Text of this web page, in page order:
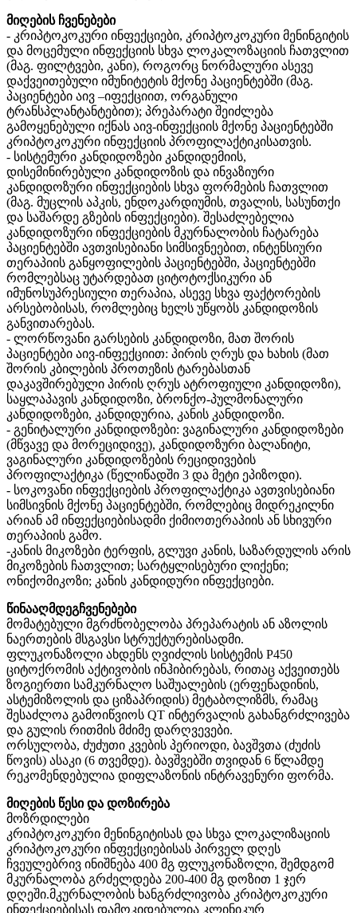
მიღების ჩვენებები
- კრიპტოკოკური ინფექციები, კრიპტოკოკური მენინგიტის
და მოცემული ინფექციის სხვა ლოკალოზაციის ჩათვლით
(მაგ. ფილტვები, კანი), როგორც ნორმალური ასევე
დაქვეითებული იმუნიტეტის მქონე პაციენტებში (მაგ.
პაციენტები აივ –იფექციით, ორგანული
ტრანსპლანტანტებით); პრეპარატი შეიძლება
გამოყენებული იქნას აივ-ინფექციის მქონე პაციენტებში
კრიპტოკოკური ინფექციის პროფილაქტიკისათვის.
- სისტემური კანდიდოზები კანდიდემიის,
დისემინირებული კანდიდოზის და ინვაზიური
კანდიდოზური ინფექციების სხვა ფორმების ჩათვლით
(მაგ. მუცლის აპკის, ენდოკარდიუმის, თვალის, სასუნთქი
და საშარდე გზების ინფექციები). შესაძლებელია
კანდიდოზური ინფექციების მკურნალობის ჩატარება
პაციენტებში ავთვისებიანი სიმსივნეებით, ინტენსიური
თერაპიის განყოფილების პაციენტებში, პაციენტებში
რომლებსაც უტარდებათ ციტოტოქსიკური ან
იმუნოსუპრესიული თერაპია, ასევე სხვა ფაქტორების
არსებობისას, რომლებიც ხელს უწყობს კანდიდოზის
განვითარებას.
- ლორწოვანი გარსების კანდიდოზი, მათ შორის
პაციენტები აივ-ინფექციით: პირის ღრუს და ხახის (მათ
შორის კბილების პროთეზის ტარებასთან
დაკავშირებული პირის ღრუს ატროფიული კანდიდოზი),
საყლაპავის კანდიდოზი, ბრონქო-პულმონალური
კანდიდოზები, კანდიდურია, კანის კანდიდოზი.
- გენიტალური კანდიდოზები: ვაგინალური კანდიდოზები
(მწვავე და მორეციდივე), კანდიდოზური ბალანიტი,
ვაგინალური კანდიდოზების რეციდივების
პროფილაქტიკა (წელიწადში 3 და მეტი ეპიზოდი).
- სოკოვანი ინფექციების პროფილაქტიკა ავთვისებიანი
სიმსივნის მქონე პაციენტებში, რომლებიც მიდრეკილნი
არიან ამ ინფექციებისადმი ქიმიოთერაპიის ან სხივური
თერაპიის გამო.
-კანის მიკოზები ტერფის, გლუვი კანის, საზარდულის არის
მიკოზების ჩათვლით; სარტყლისებური ლიქენი;
ონიქომიკოზი; კანის კანდიდური ინფექციები.
წინააღმდეგჩვენებები
მომატებული მგრძნობელობა პრეპარატის ან აზოლის
ნაერთების მსგავსი სტრუქტურებისადმი.
ფლუკონაზოლი ახდენს ღვიძლის სისტემის P450
ციტოქრომის აქტივობის ინჰიბირებას, რითაც აქვეითებს
ზოგიერთი სამკურნალო საშუალების (ერფენადინის,
ასტემიზოლის და ციზაპრიდის) მეტაბოლიზმს, რამაც
შესაძლოა გამოიწვიოს QT ინტერვალის გახანგრძლივება
და გულის რითმის მძიმე დარღვევები.
ორსულობა, ძუძუთი კვების პერიოდი, ბავშვთა (ძუძის
წოვის) ასაკი (6 თვემდე). ბავშვებში თვიდან 6 წლამდე
რეკომენდებულია დიფლაზონის ინტრავენური ფორმა.
მიღების წესი და დოზირება
მოზრდილები
კრიპტოკოკური მენინგიტისას და სხვა ლოკალიზაციის
კრიპტოკოკური ინფექციებისას პირველ დღეს
ჩვეულებრივ ინიშნება 400 მგ ფლუკონაზოლი, შემდგომ
მკურნალობა გრძელდება 200-400 მგ დოზით 1 ჯერ
დღეში.მკურნალობის ხანგრძლივობა კრიპტოკოკური
ინფექციებისას დამოკიდებულია კლინიკურ